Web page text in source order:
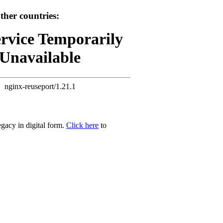
countries:
Temporarily
nginx-reuseport/1.21.1
in digital form. Click here to